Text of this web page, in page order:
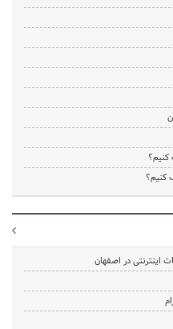
کنیم؟
کنیم؟
اینترنتی در اصفهان